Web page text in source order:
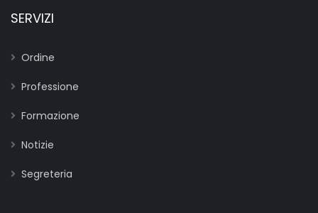
SERVIZI
Ordine
Professione
Formazione
Notizie
Segreteria